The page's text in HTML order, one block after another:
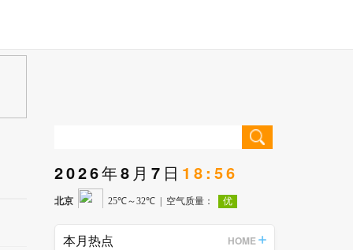
2026年8月7日 18:56
本月热点 HOME